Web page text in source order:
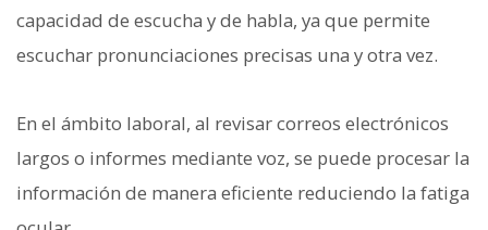
capacidad de escucha y de habla, ya que permite
escuchar pronunciaciones precisas una y otra vez.
En el ámbito laboral, al revisar correos electrónicos
largos o informes mediante voz, se puede procesar la
información de manera eficiente reduciendo la fatiga